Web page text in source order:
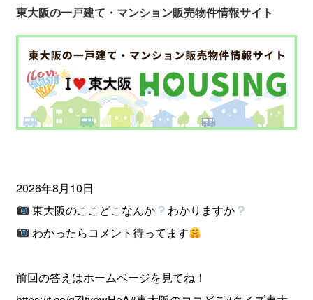
東大阪の一戸建て・マンション販売物件情報サイト
2026年8月10日
東大阪のここどこなんか
わかりますか
わかったらコメント待ってます
前回の答えはホームページを見てね！